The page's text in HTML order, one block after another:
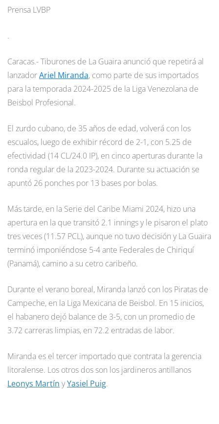
Prensa LVBP
.
Caracas.- Tiburones de La Guaira anunció que repetirá al
lanzadorAriel Miranda, como parte de sus importados
para la temporada 2024-2025 de la Liga Venezolana de
Beisbol Profesional.
El zurdo cubano, de 35 años de edad, volverá con los
escualos, luego de exhibir récord de 2-1, con 5.25 de
efectividad (14 CL/24.0 IP), en cinco aperturas durante la
ronda regular de la 2023-2024. Durante su actuación se
apuntó 26 ponches por 13 bases por bolas.
Más tarde, en la Serie del Caribe Miami 2024, hizo una
apertura en la que transitó 2.1 innings y le pisaron el plato
tres veces (11.57 PCL), aunque no tuvo decisión y La Guaira
terminó imponiéndose 5-4 ante Federales de Chiriquí
(Panamá), camino a su cetro caribeño.
Durante el verano boreal, Miranda lanzó con los Piratas de
Campeche, en la Liga Mexicana de Beisbol. En 15 inicios,
el habanero dejó balance de 3-5, con un promedio de
3.72 carreras limpias, en 72.2 entradas de labor.
Miranda es el tercer importado que contrata la gerencia
litoralense. Los otros dos son los jardineros antillanos
Leonys Martín yYasiel Puig.